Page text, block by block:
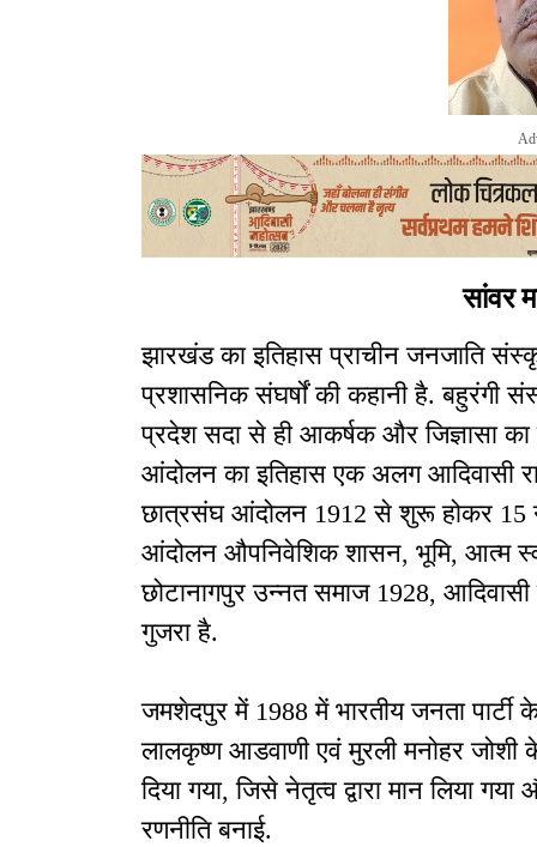
सांवर
झारखंड का इतिहास प्राचीन जनजाति
प्रशासनिक संघर्षों की कहानी है. बहुरंगी
प्रदेश सदा से ही आकर्षक और जिज्ञासा
आंदोलन का इतिहास एक अलग आदिवासी
छात्रसंघ आंदोलन 1912 से शुरू होकर 15
आंदोलन औपनिवेशिक शासन, भूमि, आत्म
छोटानागपुर उन्नत समाज 1928,
गुजरा है.
जमशेदपुर में 1988 में भारतीय जनता पार्टी
लालकृष्ण आडवाणी एवं मुरली मनोहर
दिया गया, जिसे नेतृत्व द्वारा मान लिया
रणनीति बनाई.